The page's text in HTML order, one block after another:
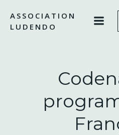
ASSOCIATION
LUDENDO